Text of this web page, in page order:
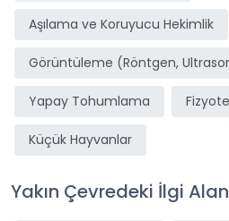
Aşılama ve Koruyucu Hekimlik
Görüntüleme (Röntgen,
Yapay Tohumlama
Küçük Hayvanlar
Yakın Çevredeki İlgi